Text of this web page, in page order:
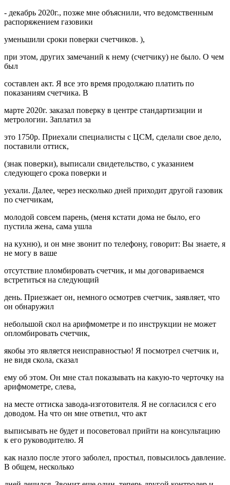
- декабрь 2020г., позже мне объяснили, что ведомственным
распоряжением газовики
уменьшили сроки поверки счетчиков. ),
при этом, других замечаний к нему (счетчику) не было. О чем
был
составлен акт. Я все это время продолжаю платить по
показаниям счетчика. В
марте 2020г. заказал поверку в центре стандартизации и
метрологии. Заплатил за
это 1750р. Приехали специалисты с ЦСМ, сделали свое дело,
поставили оттиск,
(знак поверки), выписали свидетельство, с указанием
следующего срока поверки и
уехали. Далее, через несколько дней приходит другой газовик
по счетчикам,
молодой совсем парень, (меня кстати дома не было, его
пустила жена, сама ушла
на кухню), и он мне звонит по телефону, говорит: Вы знаете, я
не могу в ваше
отсутствие пломбировать счетчик, и мы договариваемся
встретиться на следующий
день. Приезжает он, немного осмотрев счетчик, заявляет, что
он обнаружил
небольшой скол на арифмометре и по инструкции не может
опломбировать счетчик,
якобы это является неисправностью! Я посмотрел счетчик и,
не видя скола, сказал
ему об этом. Он мне стал показывать на какую-то черточку на
арифмометре, слева,
на месте оттиска завода-изготовителя. Я не согласился с его
доводом. На что он мне ответил, что акт
выписывать не будет и посоветовал прийти на консультацию
к его руководителю. Я
как назло после этого заболел, простыл, повысилось давление.
В общем, несколько